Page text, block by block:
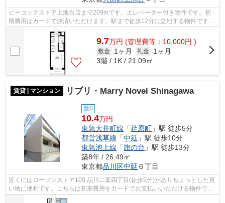
ピーコックストア上池台店まで209mです。エレベーター付き物件です。初
期費用はカードで決済いただけます。駅まで徒歩12分に立地する物件です。
大田区エリアの賃貸情報がアイディアル...
9.7万円 (管理費等：10,000円 )
敷金 1ヶ月 礼金
1ヶ月
3階 / 1K / 21.09㎡
賃貸 | マンション リブリ・Marry Novel Shinagawa
敷0
10.4万円
東急大井町線 「荏原町 」駅 徒歩5分
都営浅草線 「中延 」駅 徒歩10分
東急池上線 「旗の台 」駅 徒歩13分
築8年 / 26.49㎡
東京都品川区中延 ６丁目
近くにはローソンストア100 品川二葉四丁目(徒歩5分)がありちょっとした買
い物に便利です。こちらは初期費用をカードでお支払いいただける物件で
す。こちらの物件はマンションです。高...